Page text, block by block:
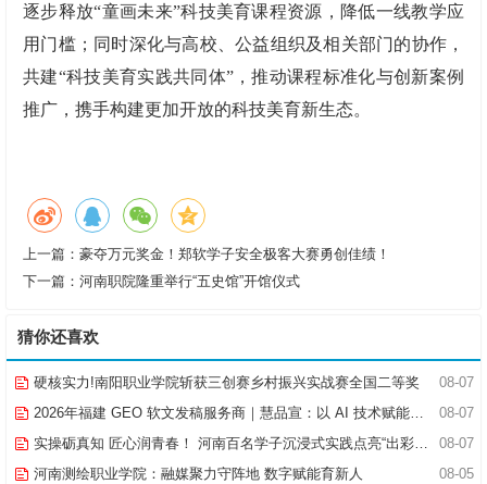
逐步释放“童画未来”科技美育课程资源，降低一线教学应
用门槛；同时深化与高校、公益组织及相关部门的协作，
共建“科技美育实践共同体”，推动课程标准化与创新案例
推广，携手构建更加开放的科技美育新生态。
上一篇： 豪夺万元奖金！郑软学子安全极客大赛勇创佳绩！
下一篇： 河南职院隆重举行“五史馆”开馆仪式
猜你还喜欢
08-07
硬核实力!南阳职业学院斩获三创赛乡村振兴实战赛全国二等奖
08-07
2026年福建 GEO 软文发稿服务商｜慧品宣：以 AI 技术赋能品牌全域传播
08-07
实操砺真知 匠心润青春！ 河南百名学子沉浸式实践点亮“出彩中原”实践路
08-05
河南测绘职业学院：融媒聚力守阵地 数字赋能育新人